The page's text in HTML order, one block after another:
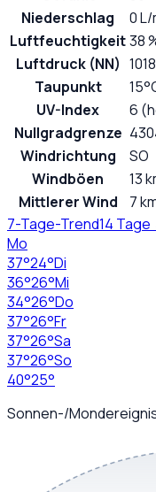
Niederschlag
0 L/
Luftfeuchtigkeit38
Luftdruck (NN)
Taupunkt
UV-Index
6
Nullgradgrenze
Windrichtung
SO
Windböen
13
Mittlerer Wind
7
7-Tage-Trend14
Mo
37°24°Di
36°26°Mi
34°26°Do
37°26°Fr
37°26°Sa
37°26°So
40°25°
Sonnen-/